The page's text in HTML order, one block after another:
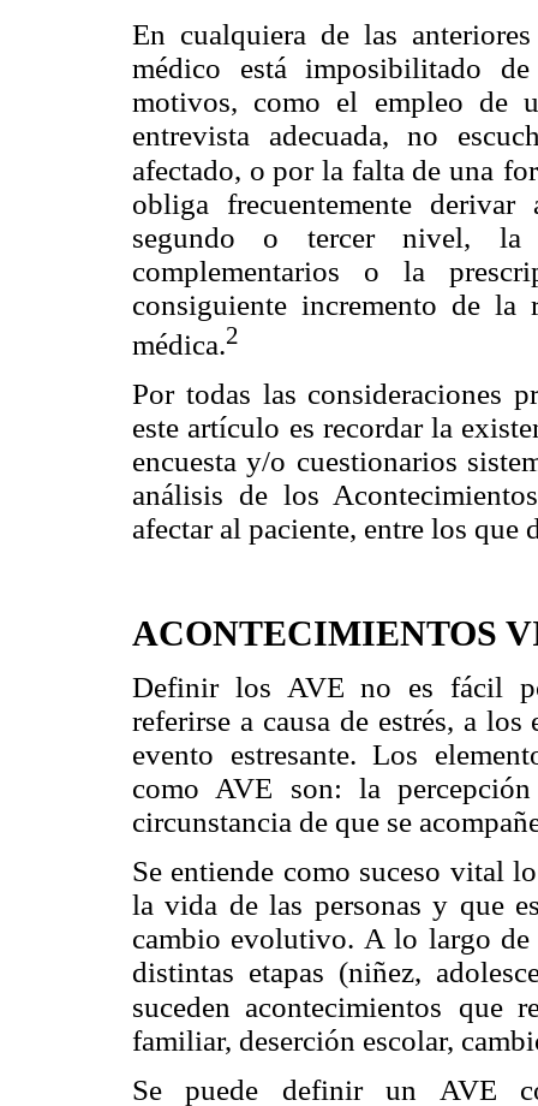
En cualquiera de las
médico está imposibilitado
motivos, como el empleo de
entrevista adecuada, no
afectado, o por la falta de una
obliga frecuentemente
segundo o tercer nivel, la
complementarios o la
consiguiente incremento de la
médica.2
Por todas las consideraciones
este artículo es recordar la
encuesta y/o cuestionarios
análisis de los
afectar al paciente, entre los que
ACONTECIMIENTOS
Definir los AVE no es fácil
referirse a causa de estrés, a
evento estresante. Los
como AVE son: la
circunstancia de que se
Se entiende como suceso vital
la vida de las personas y que
cambio evolutivo. A lo largo de
distintas etapas (niñez,
suceden acontecimientos que
familiar, deserción escolar,
Se puede definir un AVE